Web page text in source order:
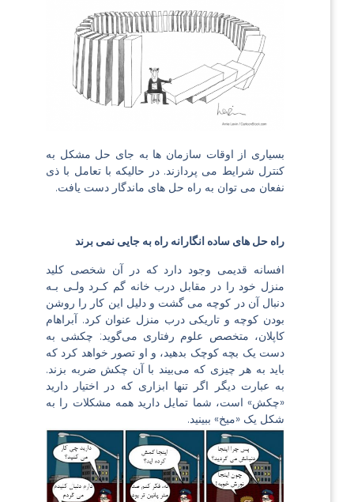
بسیاری از اوقات سازمان ها به جای حل مشکل به
کنترل شرایط می پردازند. در حالیکه با تعامل با ذی
نفعان می توان به راه حل های ماندگار دست یافت.
راه حل های ساده انگارانه راه به جایی نمی برند
افسانه قدیمی وجود دارد كه در آن شخصی كلید
منزل خود را در مقابل درب خانه گم كـرد ولـی بـه
دنبال آن در كوچه می گشت و دلیل این كار را روشن
بودن كوچه و تاریكی درب منزل عنوان كرد. آبراهام
کاپلان، متخصص علوم رفتاری می‌گوید: چکشی به
دست یک بچه کوچک بدهید، و او تصور خواهد کرد که
باید به هر چیزی که می‌بیند با آن چکش ضربه بزند.
به عبارت دیگر اگر تنها ابزاری که در اختیار دارید
«چکش» است، شما تمایل دارید همه مشکلات را به
شکل یک «میخ» ببینید.